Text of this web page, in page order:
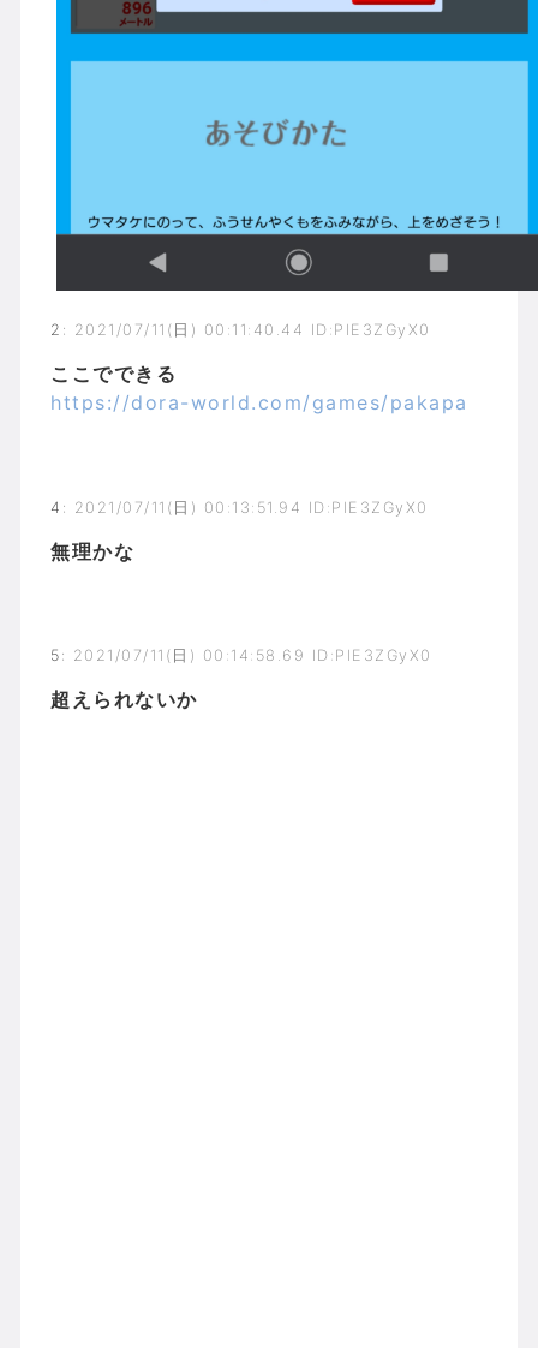
2 : 2021/07/11(日) 00:11:40.44 ID:PlE3ZGyX0
ここでできる
https://dora-world.com/games/pakapa
4 : 2021/07/11(日) 00:13:51.94 ID:PlE3ZGyX0
無理かな
5 : 2021/07/11(日) 00:14:58.69 ID:PlE3ZGyX0
超えられないか